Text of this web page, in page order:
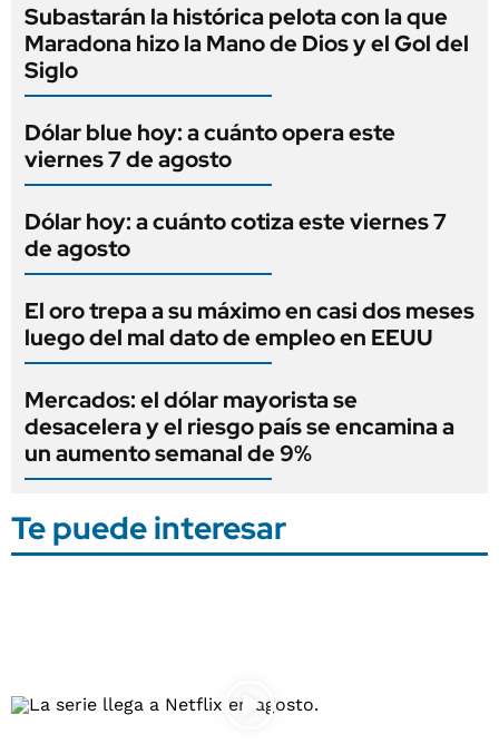
Subastarán la histórica pelota con la que
Maradona hizo la Mano de Dios y el Gol del
Siglo
Dólar blue hoy: a cuánto opera este
viernes 7 de agosto
Dólar hoy: a cuánto cotiza este viernes 7
de agosto
El oro trepa a su máximo en casi dos meses
luego del mal dato de empleo en EEUU
Mercados: el dólar mayorista se
desacelera y el riesgo país se encamina a
un aumento semanal de 9%
Te puede interesar